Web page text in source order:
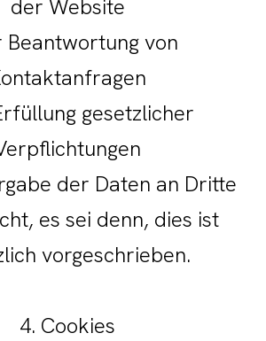
der Website
Beantwortung von
gesetzlicher
der Daten an Dritte
es sei denn, dies ist
vorgeschrieben.
4. Cookies